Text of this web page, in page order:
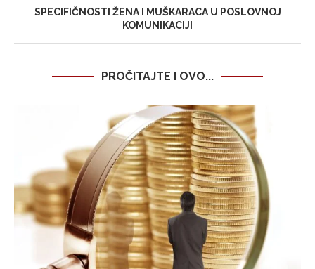
SPECIFIČNOSTI ŽENA I MUŠKARACA U POSLOVNOJ
KOMUNIKACIJI
PROČITAJTE I OVO...